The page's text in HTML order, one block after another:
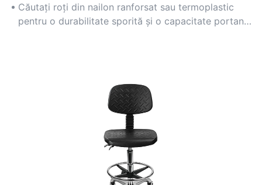
Căutați roți din nailon ranforsat sau termoplastic
pentru o durabilitate sporită și o capacitate portantă